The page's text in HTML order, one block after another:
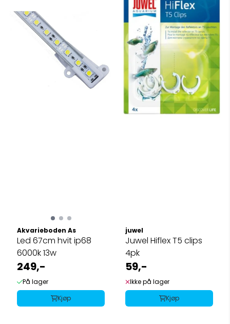
Akvarieboden As
Led 67cm hvit ip68
6000k 13w
249,-
På lager
Kjøp
juwel
Juwel Hiflex T5 clips
4pk
59,-
Ikke på lager
Kjøp